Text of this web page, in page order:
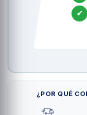
✔
¿POR QUÉ